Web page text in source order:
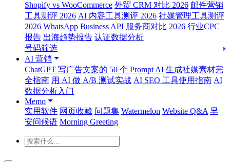
Shopify vs WooCommerce 外贸 CRM 对比 2026 邮件营销
工具测评 2026 AI 内容工具测评 2026 社媒管理工具测评
2026 WhatsApp Business API 服务商对比 2026 行业CPC
报告 出海趋势报告 认证数据分析
号码筛选
AI 营销
ChatGPT 写广告文案的 50 个 Prompt AI 生成社媒素材完
全指南 用 AI 做 A/B 测试实战 AI SEO 工具使用指南 AI
数据分析入门
Memo
实用软件 网页收藏 问题集 Watermelon Website Q&A 早
安问候语 Morning Greeting